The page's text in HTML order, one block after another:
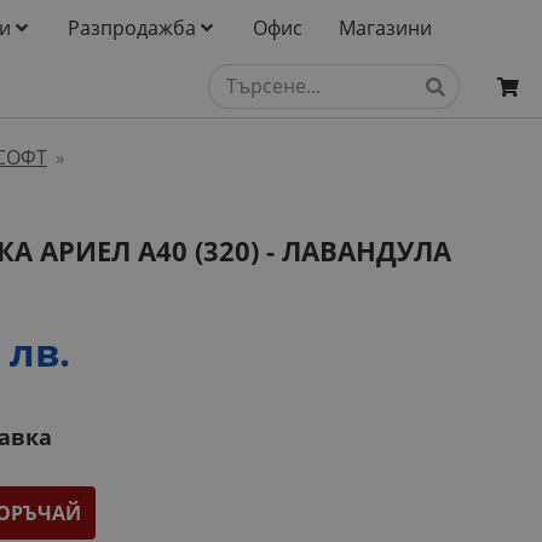
Разпродажба Офис Магазини
»
АРИЕЛ А40 (320) - ЛАВАНДУЛА
лв.